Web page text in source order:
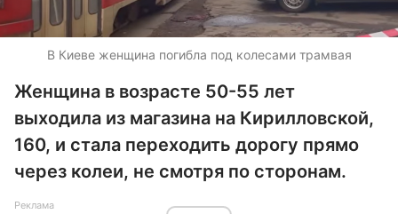
В Киеве женщина погибла под колесами трамвая
Женщина в возрасте 50-55 лет
выходила из магазина на Кирилловской,
160, и стала переходить дорогу прямо
через колеи, не смотря по сторонам.
Реклама